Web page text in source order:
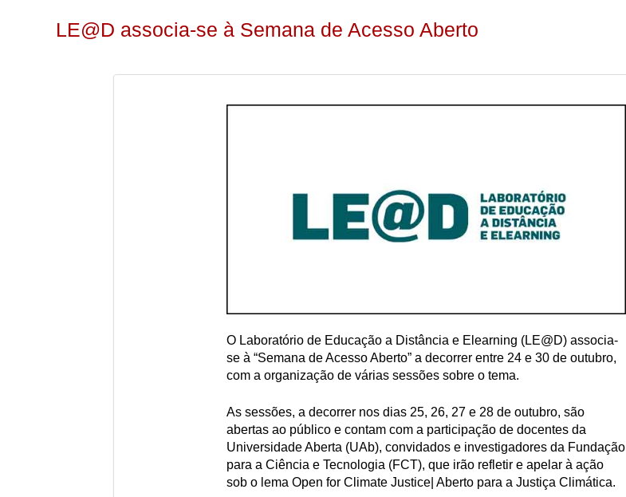
LE@D associa-se à Semana de Acesso Aberto
O Laboratório de Educação a Distância e Elearning (LE@D) associa-
se à “Semana de Acesso Aberto” a decorrer entre 24 e 30 de outubro,
com a organização de várias sessões sobre o tema.
As sessões, a decorrer nos dias 25, 26, 27 e 28 de outubro, são
abertas ao público e contam com a participação de docentes da
Universidade Aberta (UAb), convidados e investigadores da Fundação
para a Ciência e Tecnologia (FCT), que irão refletir e apelar à ação
sob o lema Open for Climate Justice| Aberto para a Justiça Climática.